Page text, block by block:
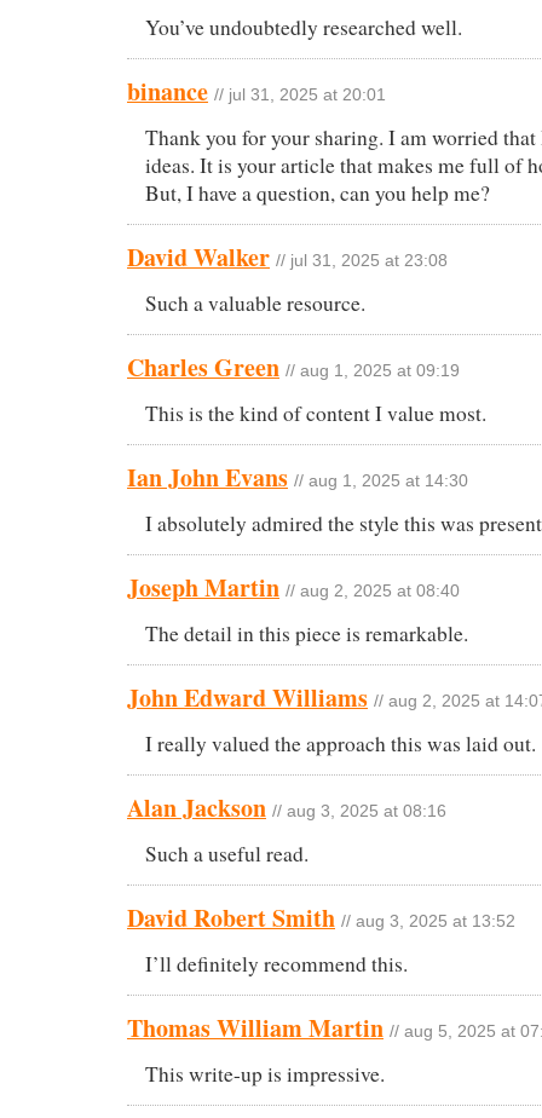
You’ve undoubtedly researched well.
binance // jul 31, 2025 at 20:01
Thank you for your sharing. I am worried
ideas. It is your article that makes me full of
But, I have a question, can you help me?
David Walker // jul 31, 2025 at 23:08
Such a valuable resource.
Charles Green // aug 1, 2025 at 09:19
This is the kind of content I value most.
Ian John Evans // aug 1, 2025 at 14:30
I absolutely admired the style this was
Joseph Martin // aug 2, 2025 at 08:40
The detail in this piece is remarkable.
John Edward Williams // aug 2, 2025 at
I really valued the approach this was laid out.
Alan Jackson // aug 3, 2025 at 08:16
Such a useful read.
David Robert Smith // aug 3, 2025 at 13:52
I’ll definitely recommend this.
Thomas William Martin // aug 5, 2025 at
This write-up is impressive.